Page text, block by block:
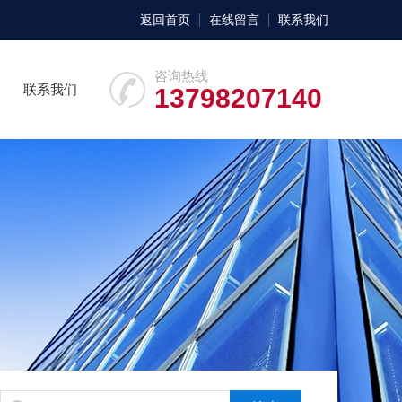
返回首页 在线留言 联系我们
咨询热线
13798207140
联系我们